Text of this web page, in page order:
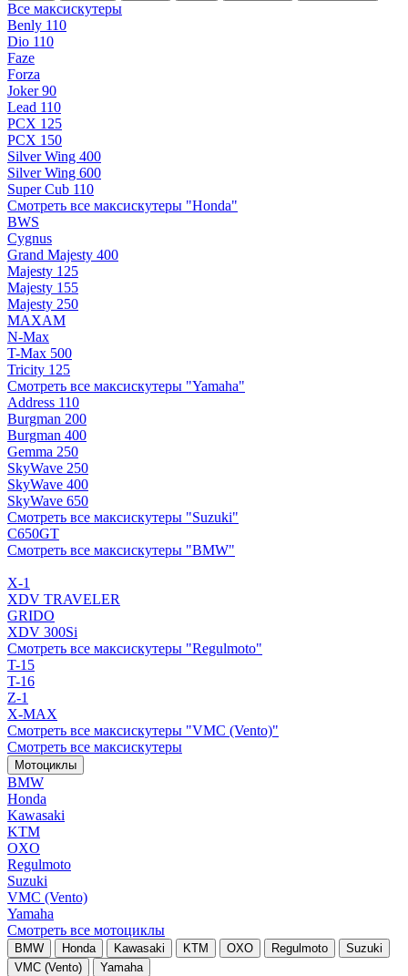
Все максискутеры
Benly 110
Dio 110
Faze
Forza
Joker 90
Lead 110
PCX 125
PCX 150
Silver Wing 400
Silver Wing 600
Super Cub 110
Смотреть все максискутеры "Honda"
BWS
Cygnus
Grand Majesty 400
Majesty 125
Majesty 155
Majesty 250
MAXAM
N-Max
T-Max 500
Tricity 125
Смотреть все максискутеры "Yamaha"
Address 110
Burgman 200
Burgman 400
Gemma 250
SkyWave 250
SkyWave 400
SkyWave 650
Смотреть все максискутеры "Suzuki"
C650GT
Смотреть все максискутеры "BMW"
X-1
XDV TRAVELER
GRIDO
XDV 300Si
Смотреть все максискутеры "Regulmoto"
T-15
T-16
Z-1
X-MAX
Смотреть все максискутеры "VMC (Vento)"
Смотреть все максискутеры
Мотоциклы
BMW
Honda
Kawasaki
KTM
OXO
Regulmoto
Suzuki
VMC (Vento)
Yamaha
Смотреть все мотоциклы
BMW Honda Kawasaki KTM OXO Regulmoto
Suzuki
VMC (Vento)
Yamaha